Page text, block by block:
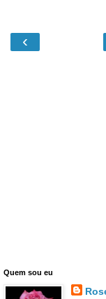
‹
Quem sou eu